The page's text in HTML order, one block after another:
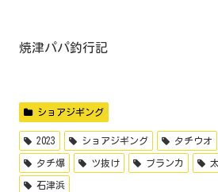
焼津パパ釣行記
ショアジギング
2023 ショアジギング タチウオ
タチ爆 ツ抜け ブランカ
石津浜